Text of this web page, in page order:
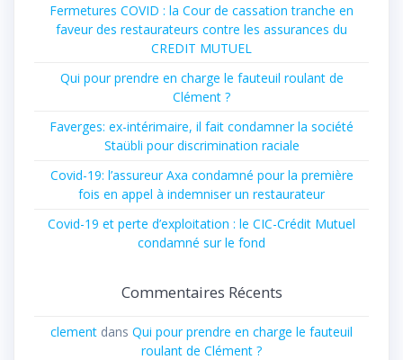
Fermetures COVID : la Cour de cassation tranche en
faveur des restaurateurs contre les assurances du
CREDIT MUTUEL
Qui pour prendre en charge le fauteuil roulant de
Clément ?
Faverges: ex-intérimaire, il fait condamner la société
Staübli pour discrimination raciale
Covid-19: l’assureur Axa condamné pour la première
fois en appel à indemniser un restaurateur
Covid-19 et perte d’exploitation : le CIC-Crédit Mutuel
condamné sur le fond
Commentaires Récents
clement dans Qui pour prendre en charge le fauteuil
roulant de Clément ?